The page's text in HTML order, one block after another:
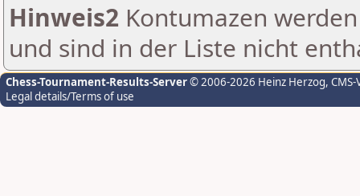
Hinweis2 Kontumazen
und sind in der Liste nicht
Chess-Tournament-Results-Server© 2006-2026 Heinz Herzog,
Legal details/Terms of use